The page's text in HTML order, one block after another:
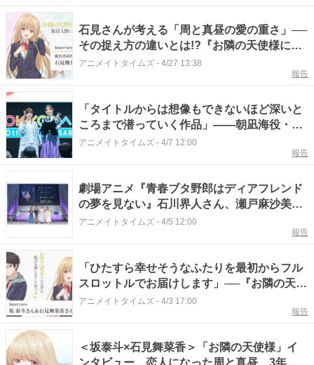
石見さんが考える「周と真昼の愛の重さ」──
その捉え方の違いとは!?『お隣の天使様にい
つの間にか駄目人間にされていた件2』椎名
アニメイトタイムズ - 4/27 13:38
報告
「タイトルからは想像もできないほど深いと
ころまで潜っていく作品」——朝凪海役・石
見舞菜香さん、新田新奈役・長谷川育美さん
が魅力を語る！ アニメ『クラスで2番目に
テージレポート【AJ2026】
アニメイトタイムズ - 4/7 12:00
報告
劇場アニメ『青春ブタ野郎はディアフレンド
の夢を見ない』石川界人さん、瀬戸麻沙美さ
ん、山根綺さん、石見舞菜香さんが登壇した
スペシャルステージレポート｜改めて石川さ
れを語る場面も!?【AJ2026】
アニメイトタイムズ - 4/5 12:00
報告
「ひたすら幸せそうなふたりを最初からフル
スロットルでお届けします」──『お隣の天使
様にいつの間にか駄目人間にされていた件
2』藤宮 周役・坂 泰斗さん＆椎名真昼役・石
アニメイトタイムズ - 4/3 17:00
報告
＜坂泰斗×石見舞菜香＞「お隣の天使様」イ
ンタビュー 恋人になった周と真昼 3年ぶ